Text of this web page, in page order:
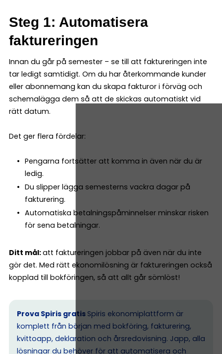
Steg 1: Automatisera
faktureringen
Innan du går på semester – se till att faktureringen inte
tar ledigt samtidigt. Om du har återkommande kunder
eller abonnemang kan du skapa fakturor i förväg och
schemalägga dem så att de skickas automatiskt vid
rätt datum.
Det ger flera fördelar:
Pengarna fortsätter att komma in även när du är
ledig.
Du slipper lägga semesterns vackra dagar på
fakturering.
Automatiska betalningspåminnelser minskar risken
för sena betalningar.
Ditt mål:att faktureringen jobbar på även när du inte
gör det. Med rätt ekonomilösning är faktureringen också
kopplad till bokföringen, så att allt går sömlöst!
Prova Spiris gratis Spiris ekonomiplattform är
komplett från början med bokföring, fakturering,
kvittoapp, deklaration och årsredovisning. Japp, alla
lösningar du behöver för att automatisera och